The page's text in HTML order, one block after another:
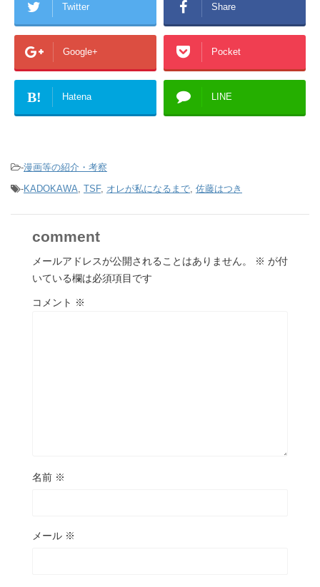
Twitter Share
Google+ Pocket
B! Hatena LINE
-漫画等の紹介・考察
-KADOKAWA TSF, オレが私になるまで 佐藤はつき
comment
メールアドレスが公開されることはありません。 ※ が付
いている欄は必須項目です
コメント ※
名前 ※
メール ※